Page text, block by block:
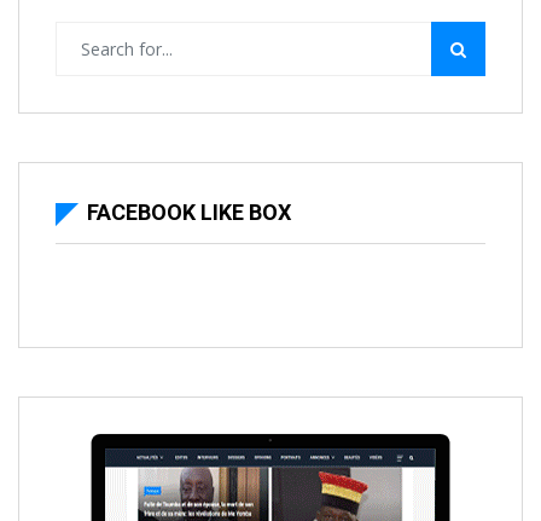
FACEBOOK LIKE BOX